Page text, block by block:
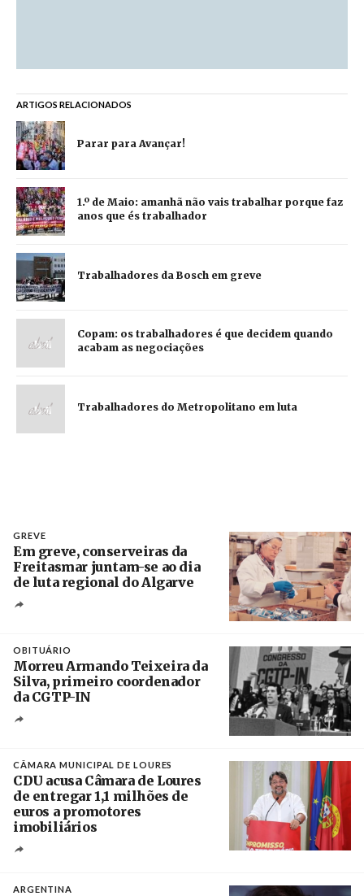
ARTIGOS RELACIONADOS
Parar para Avançar!
1.º de Maio: amanhã não vais trabalhar porque faz
anos que és trabalhador
Trabalhadores da Bosch em greve
Copam: os trabalhadores é que decidem quando
acabam as negociações
Trabalhadores do Metropolitano em luta
GREVE
Em greve, conserveiras da
Freitasmar juntam-se ao dia
de luta regional do Algarve
OBITUÁRIO
Morreu Armando Teixeira da
Silva, primeiro coordenador
da CGTP-IN
CÂMARA MUNICIPAL DE LOURES
CDU acusa Câmara de Loures
de entregar 1,1 milhões de
euros a promotores
imobiliários
ARGENTINA